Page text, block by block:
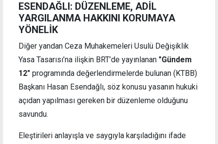
ESENDAĞLI: DÜZENLEME, ADİL
YARGILANMA HAKKINI KORUMAYA
YÖNELİK
Diğer yandan Ceza Muhakemeleri Usulü Değişiklik
Yasa Tasarısı’na ilişkin BRT’de yayınlanan "Gündem
12" programında değerlendirmelerde bulunan (KTBB)
Başkanı Hasan Esendağlı, söz konusu yasanın hukuki
açıdan yapılması gereken bir düzenleme olduğunu
savundu.
Eleştirileri anlayışla ve saygıyla karşıladığını ifade